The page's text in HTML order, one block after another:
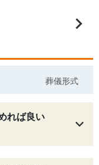
葬儀形式
れば良い